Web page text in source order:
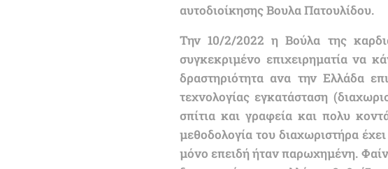
αυτοδιοίκησης Βουλα Πατουλίδου.
Την 10/2/2022 η Βούλα της
συγκεκριμένο επιχειρηματία να
δραστηριότητα ανα την Ελλάδα
τεχνολογίας εγκατάσταση
σπίτια και γραφεία και πολυ
μεθοδολογία του διαχωριστήρα
μόνο επειδή ήταν παρωχημένη.